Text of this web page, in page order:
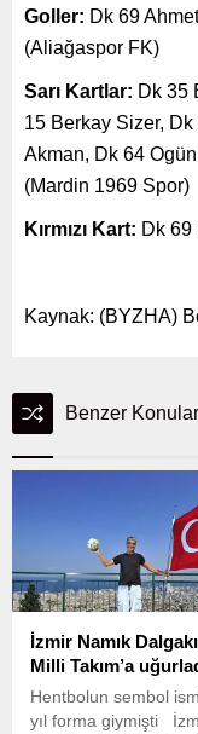
Goller: Dk 69
(Aliağaspor FK)
Sarı Kartlar: Dk 35
15 Berkay Sizer,
Akman, Dk 64
(Mardin 1969 Spor)
Kırmızı Kart: Dk 69
Kaynak: (BYZHA)
Benzer Konular
İzmir Namık
Milli Takım’a
Hentbolun sembol
yıl forma giymişti